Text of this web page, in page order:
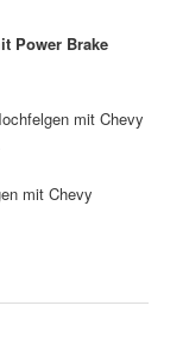
Power Brake
mit Chevy
mit Chevy